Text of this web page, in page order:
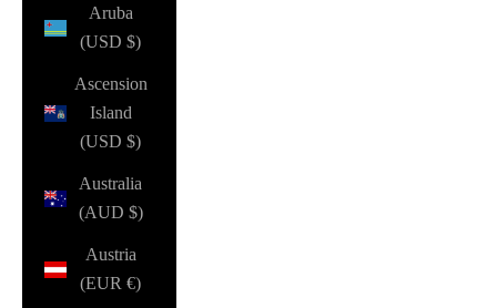
Aruba
(USD $)
Ascension
Island
(USD $)
Australia
(AUD $)
Austria
(EUR €)